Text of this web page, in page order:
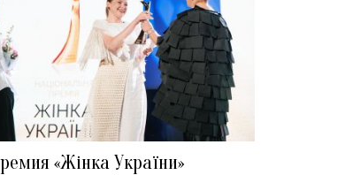
«Жінка України»